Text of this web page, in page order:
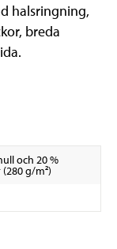
halsringning,
breda
och 20 %
g/m²)